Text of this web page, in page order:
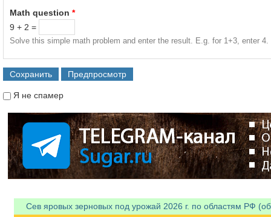
Math question *
9 + 2 =
Solve this simple math problem and enter the result. E.g. for 1+3, enter 4.
Я не спамер
Сев яровых зерновых под урожай 2026 г. по областям РФ